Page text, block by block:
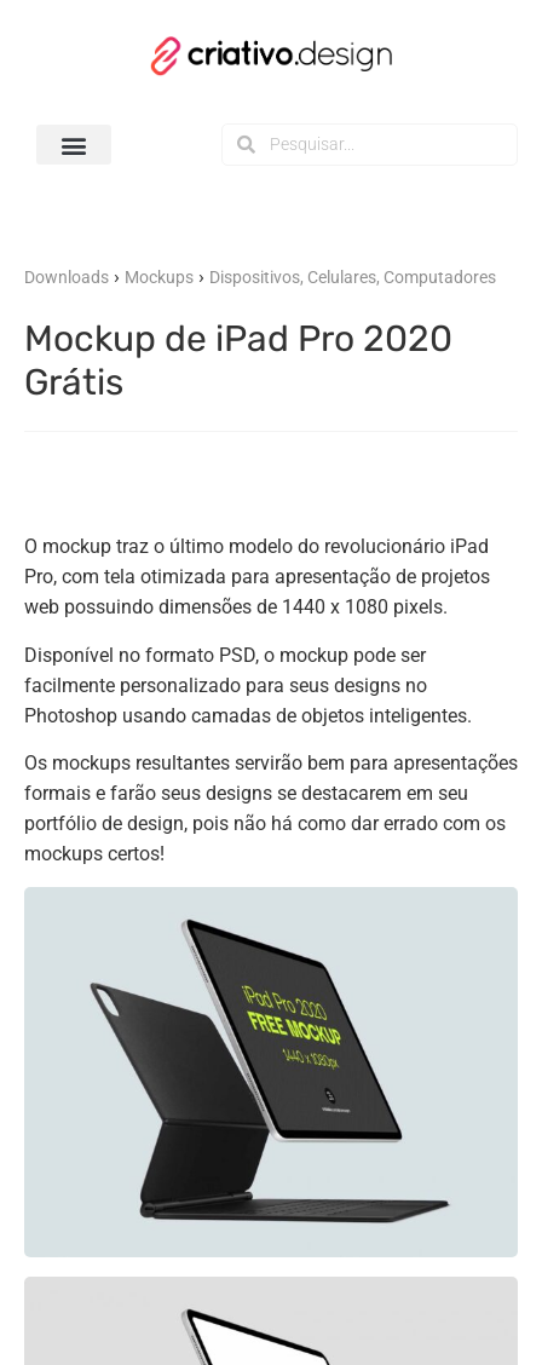
Downloads › Mockups › Dispositivos, Celulares, Computadores
Mockup de iPad Pro 2020
Grátis
O mockup traz o último modelo do revolucionário iPad
Pro, com tela otimizada para apresentação de projetos
web possuindo dimensões de 1440 x 1080 pixels.
Disponível no formato PSD, o mockup pode ser
facilmente personalizado para seus designs no
Photoshop usando camadas de objetos inteligentes.
Os mockups resultantes servirão bem para apresentações
formais e farão seus designs se destacarem em seu
portfólio de design, pois não há como dar errado com os
mockups certos!